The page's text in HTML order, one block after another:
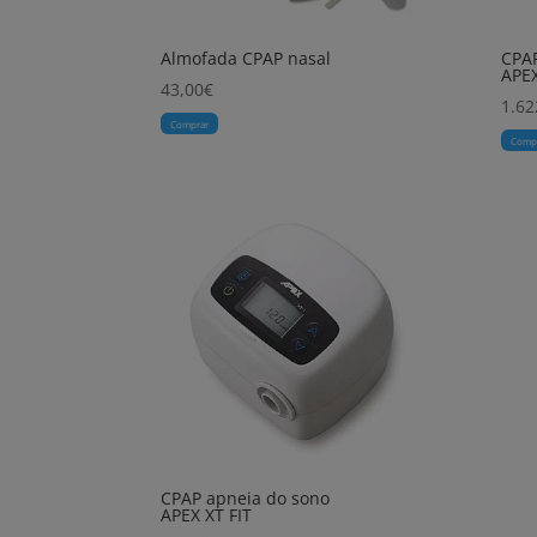
Almofada CPAP nasal
43,00€
Comprar
CPAP apneia do sono
APEX XT FIT